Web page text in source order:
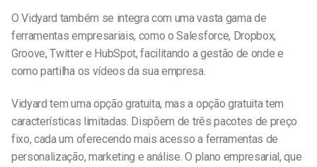
O Vidyard também se integra com uma vasta gama de
ferramentas empresariais, como o Salesforce, Dropbox,
Groove, Twitter e HubSpot, facilitando a gestão de onde e
como partilha os vídeos da sua empresa.
Vidyard tem uma opção gratuita, mas a opção gratuita tem
características limitadas. Dispõem de três pacotes de preço
fixo, cada um oferecendo mais acesso a ferramentas de
personalização, marketing e análise. O plano empresarial, que